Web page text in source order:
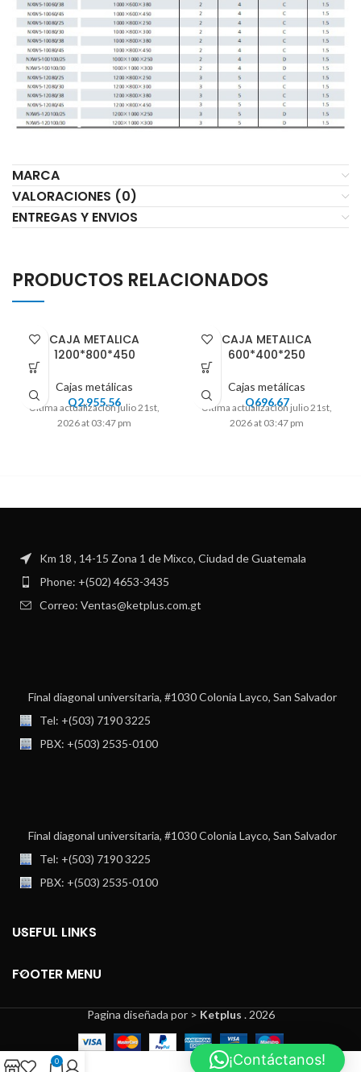
MARCA
VALORACIONES (0)
ENTREGAS Y ENVIOS
PRODUCTOS RELACIONADOS
CAJA METALICA
1200*800*450
Cajas metálicas
Q2,955.56
Ultima actualización julio 21st,
2026 at 03:47 pm
CAJA METALICA
600*400*250
Cajas metálicas
Q696.67
Ultima actualización julio 21st,
2026 at 03:47 pm
Km 18 , 14-15 Zona 1 de Mixco, Ciudad de Guatemala
Phone: +(502) 4653-3435
Correo: Ventas@ketplus.com.gt
Final diagonal universitaria, #1030 Colonia Layco, San Salvador
Tel: +(503) 7190 3225
PBX: +(503) 2535-0100
Final diagonal universitaria, #1030 Colonia Layco, San Salvador
Tel: +(503) 7190 3225
PBX: +(503) 2535-0100
USEFUL LINKS
FOOTER MENU
Pagina diseñada por > Ketplus . 2026
0 ¡Contáctanos!